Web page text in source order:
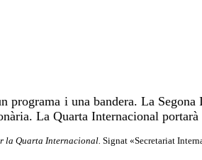
i una bandera. La
La Quarta Internacional
la Quarta Internacional. Signat «Secretariat